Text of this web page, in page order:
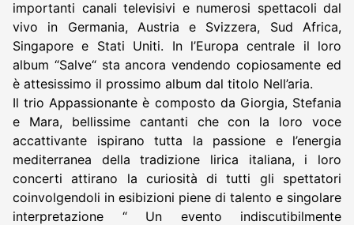
importanti canali televisivi e numerosi spettacoli dal
vivo in Germania, Austria e Svizzera, Sud Africa,
Singapore e Stati Uniti. In l’Europa centrale il loro
album “Salve“ sta ancora vendendo copiosamente ed
è attesissimo il prossimo album dal titolo Nell’aria.
Il trio Appassionante è composto da Giorgia, Stefania
e Mara, bellissime cantanti che con la loro voce
accattivante ispirano tutta la passione e l’energia
mediterranea della tradizione lirica italiana, i loro
concerti attirano la curiosità di tutti gli spettatori
coinvolgendoli in esibizioni piene di talento e singolare
interpretazione “ Un evento indiscutibilmente